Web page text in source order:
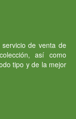
de venta de
así como
tipo y de la mejor